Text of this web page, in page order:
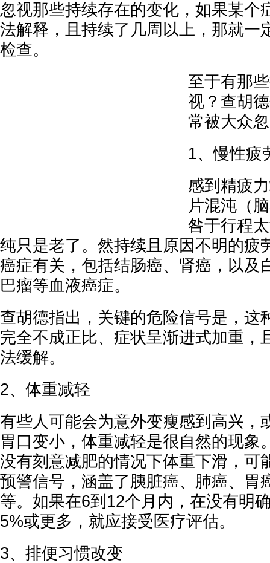
忽视那些持续存在的变化，如果某个
法解释，且持续了几周以上，那就一
检查。
至于有那
视？查胡
常被大众
1、慢性疲
感到精疲
片混沌（
咎于行程
纯只是老了。然持续且原因不明的疲
癌症有关，包括结肠癌、肾癌，以及
巴瘤等血液癌症。
查胡德指出，关键的危险信号是，这
完全不成正比、症状呈渐进式加重，
法缓解。
2、体重减轻
有些人可能会为意外变瘦感到高兴，
胃口变小，体重减轻是很自然的现象
没有刻意减肥的情况下体重下滑，可
预警信号，涵盖了胰脏癌、肺癌、胃
等。如果在6到12个月内，在没有明
5%或更多，就应接受医疗评估。
3、排便习惯改变